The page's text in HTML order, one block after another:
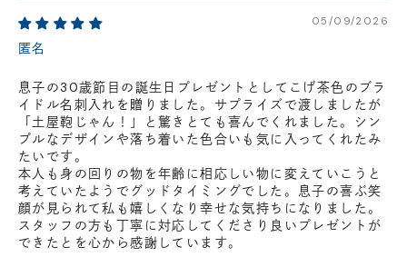
05/09/2026
匿名
息子の30歳節目の誕生日プレゼントとしてこげ茶色のブラ
イドル名刺入れを贈りました。サプライズで渡しましたが
「土屋鞄じゃん！」と驚きとても喜んでくれました。シン
プルなデザインや落ち着いた色合いも気に入ってくれたみ
たいです。
本人も身の回りの物を年齢に相応しい物に変えていこうと
考えていたようでグッドタイミングでした。息子の喜ぶ笑
顔が見られて私も嬉しくなり幸せな気持ちになりました。
スタッフの方も丁寧に対応してくださり良いプレゼントが
できたとを心から感謝しています。